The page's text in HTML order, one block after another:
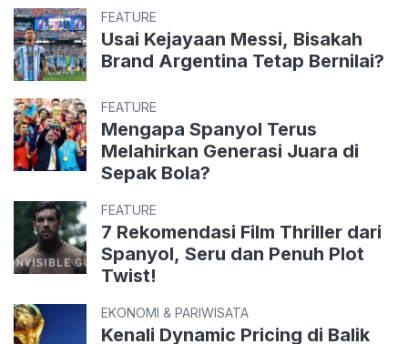
FEATURE
Usai Kejayaan Messi, Bisakah
Brand Argentina Tetap Bernilai?
FEATURE
Mengapa Spanyol Terus
Melahirkan Generasi Juara di
Sepak Bola?
FEATURE
7 Rekomendasi Film Thriller dari
Spanyol, Seru dan Penuh Plot
Twist!
EKONOMI & PARIWISATA
Kenali Dynamic Pricing di Balik